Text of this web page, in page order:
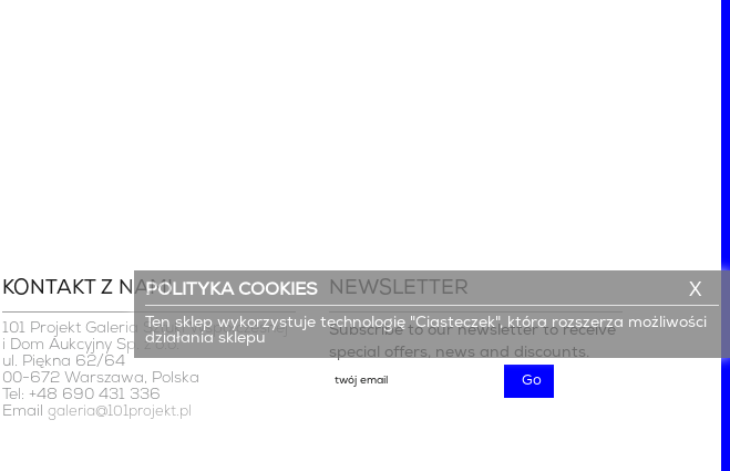
KONTAKT Z NAMI
101 Projekt Galeria Sztuki Współczesnej
i Dom Aukcyjny Sp. z o.o.
ul. Piękna 62/64
00-672 Warszawa, Polska
Tel: +48 690 431 336
Email galeria@101projekt.pl
NEWSLETTER
Subscribe to our newsletter to receive
special offers, news and discounts.
POLITYKA COOKIES
Ten sklep wykorzystuje technologię "Ciasteczek", która rozszerza możliwości
działania sklepu
X